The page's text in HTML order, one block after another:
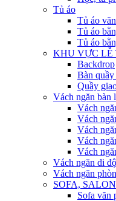
Tủ áo
Tủ áo
Tủ áo
Tủ áo
KHU VỰC LỄ
Backdrop
Bàn quầy
Quầy
Vách ngăn bàn
Vách
Vách
Vách
Vách
Vách
Vách ngăn di
Vách ngăn
SOFA, SALON
Sofa văn